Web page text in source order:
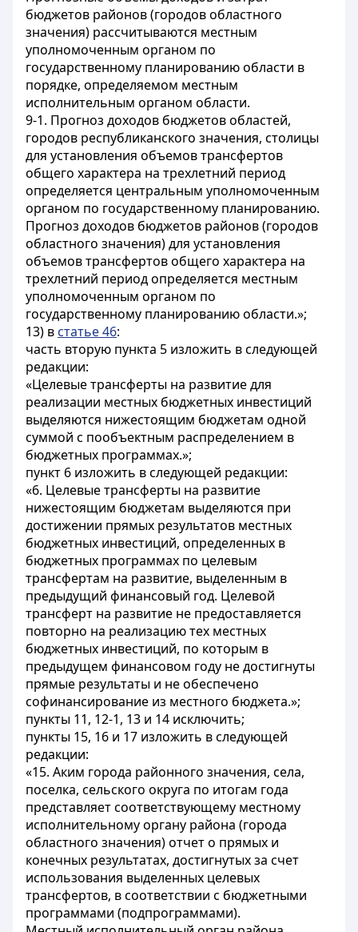
бюджетов районов (городов областного
значения) рассчитываются местным
уполномоченным органом по
государственному планированию области в
порядке, определяемом местным
исполнительным органом области.
9-1. Прогноз доходов бюджетов областей,
городов республиканского значения, столицы
для установления объемов трансфертов
общего характера на трехлетний период
определяется центральным уполномоченным
органом по государственному планированию.
Прогноз доходов бюджетов районов (городов
областного значения) для установления
объемов трансфертов общего характера на
трехлетний период определяется местным
уполномоченным органом по
государственному планированию области.»;
13) в статье 46:
часть вторую пункта 5 изложить в следующей
редакции:
«Целевые трансферты на развитие для
реализации местных бюджетных инвестиций
выделяются нижестоящим бюджетам одной
суммой с пообъектным распределением в
бюджетных программах.»;
пункт 6 изложить в следующей редакции:
«6. Целевые трансферты на развитие
нижестоящим бюджетам выделяются при
достижении прямых результатов местных
бюджетных инвестиций, определенных в
бюджетных программах по целевым
трансфертам на развитие, выделенным в
предыдущий финансовый год. Целевой
трансферт на развитие не предоставляется
повторно на реализацию тех местных
бюджетных инвестиций, по которым в
предыдущем финансовом году не достигнуты
прямые результаты и не обеспечено
софинансирование из местного бюджета.»;
пункты 11, 12-1, 13 и 14 исключить;
пункты 15, 16 и 17 изложить в следующей
редакции:
«15. Аким города районного значения, села,
поселка, сельского округа по итогам года
представляет соответствующему местному
исполнительному органу района (города
областного значения) отчет о прямых и
конечных результатах, достигнутых за счет
использования выделенных целевых
трансфертов, в соответствии с бюджетными
программами (подпрограммами).